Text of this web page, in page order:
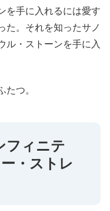
を手に入れるには愛す
た。それを知ったサノ
ル・ストーンを手に入
たつ。
フィニテ
・ストレ